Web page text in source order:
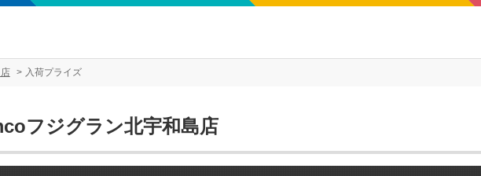
入荷プライズ
フジグラン北宇和島店